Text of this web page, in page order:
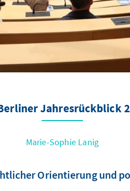
Jahresrückblick
Marie-Sophie Lanig
Orientierung und